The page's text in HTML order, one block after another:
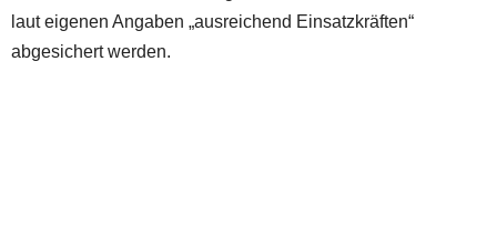
laut eigenen Angaben „ausreichend Einsatzkräften“
abgesichert werden.